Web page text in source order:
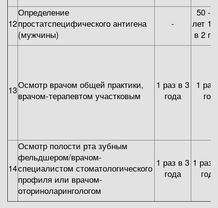
12
Определение
простатспецифического антигена
(мужчины)
-
50 -
лет 1
в 2
13Осмотр врачом общей практики,
врачом-терапевтом участковым
1 раз в 3
года
1 раз
год
14
Осмотр полости рта зубным
фельдшером/врачом-
специалистом стоматологического
профиля или врачом-
оториноларингологом
1 раз в 3
года
1 раз
года